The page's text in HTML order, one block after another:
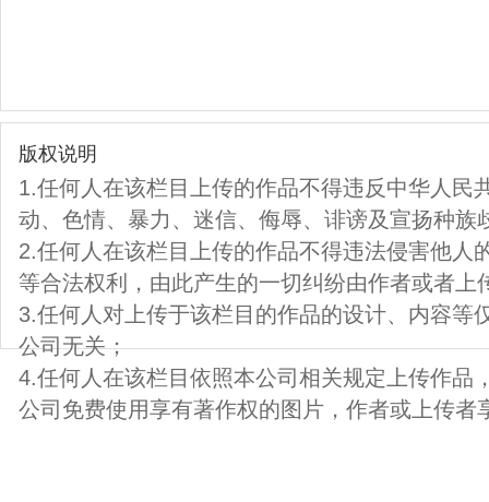
版权说明
1.任何人在该栏目上传的作品不得违反中华人民
动、色情、暴力、迷信、侮辱、诽谤及宣扬种族
2.任何人在该栏目上传的作品不得违法侵害他人
等合法权利，由此产生的一切纠纷由作者或者上
3.任何人对上传于该栏目的作品的设计、内容等
公司无关；
4.任何人在该栏目依照本公司相关规定上传作品
公司免费使用享有著作权的图片，作者或上传者